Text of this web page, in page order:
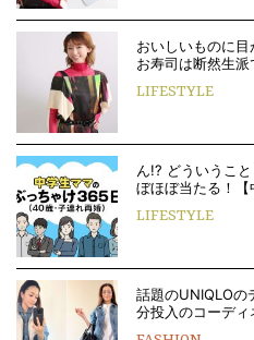
おいしいものに
お寿司は断然生
LIFESTYLE
ん!? どういうこ
ぼほぼ当たる！
LIFESTYLE
話題のUNIQLOの
分投入のコーディ